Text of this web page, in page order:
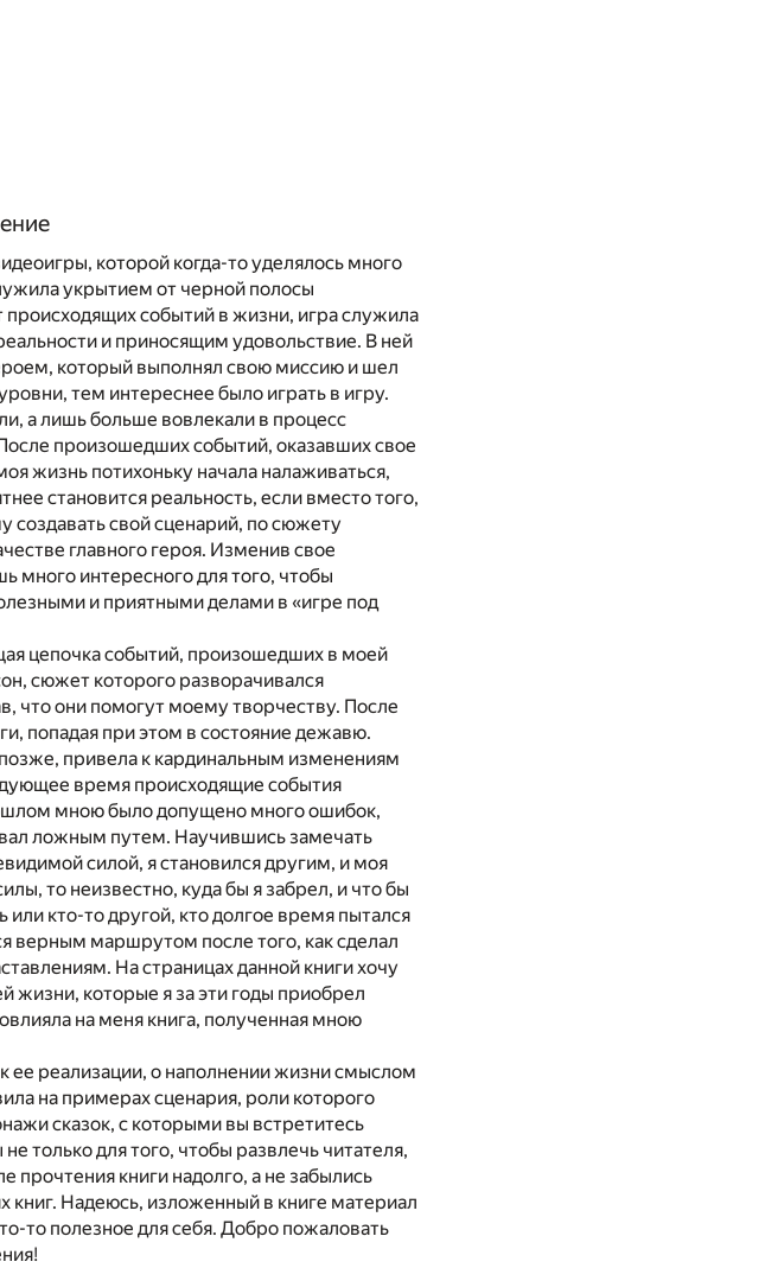
которой когда-то уделялось много
укрытием от черной полосы
происходящих событий в жизни, игра служила
и приносящим удовольствие. В ней
который выполнял свою миссию и шел
тем интереснее было играть в игру.
а лишь больше вовлекали в процесс
произошедших событий, оказавших свое
жизнь потихоньку начала налаживаться,
становится реальность, если вместо того,
создавать свой сценарий, по сюжету
главного героя. Изменив свое
много интересного для того, чтобы
и приятными делами в «игре под
цепочка событий, произошедших в моей
сюжет которого разворачивался
что они помогут моему творчеству. После
попадая при этом в состояние дежавю.
привела к кардинальным изменениям
время происходящие события
мною было допущено много ошибок,
ложным путем. Научившись замечать
силой, я становился другим, и моя
то неизвестно, куда бы я забрел, и что бы
кто-то другой, кто долгое время пытался
верным маршрутом после того, как сделал
На страницах данной книги хочу
жизни, которые я за эти годы приобрел
на меня книга, полученная мною
ее реализации, о наполнении жизни смыслом
на примерах сценария, роли которого
сказок, с которыми вы встретитесь
только для того, чтобы развлечь читателя,
прочтения книги надолго, а не забылись
книг. Надеюсь, изложенный в книге материал
то полезное для себя. Добро пожаловать